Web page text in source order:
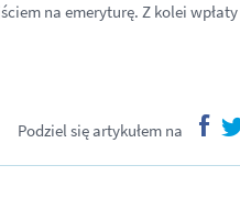
na emeryturę. Z kolei wpłaty
Podziel się artykułem na